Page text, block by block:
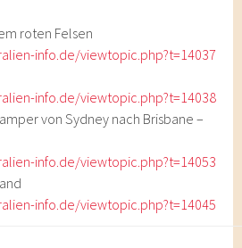
roten Felsen
info.de/viewtopic.php?t=14037
info.de/viewtopic.php?t=14038
von Sydney nach Brisbane –
info.de/viewtopic.php?t=14053
info.de/viewtopic.php?t=14045